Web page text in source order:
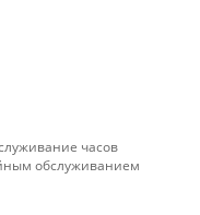
часов
обслуживанием